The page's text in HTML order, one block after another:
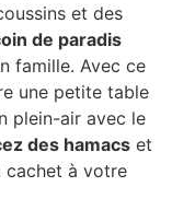
et des
de paradis
famille. Avec ce
une petite table
plein-air avec le
des hamacs et
cachet à votre